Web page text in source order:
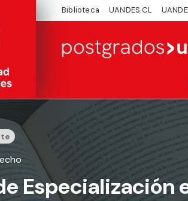
Biblioteca UANDES.CL
Especialización